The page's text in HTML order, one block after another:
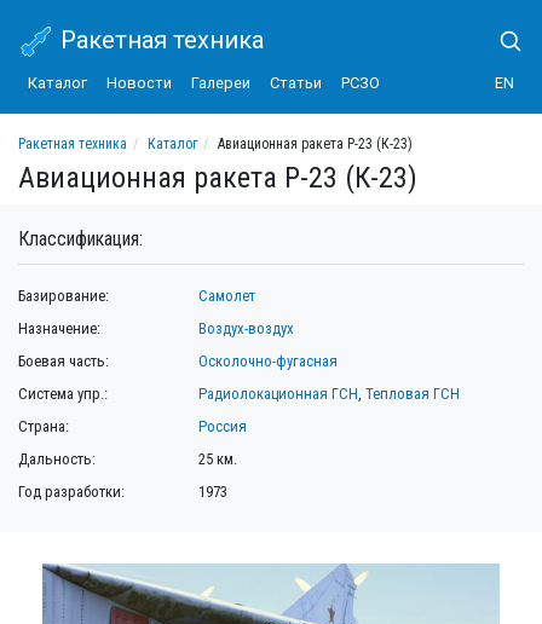
Ракетная техника
Каталог Новости Галереи Статьи РСЗО EN
Ракетная техника Каталог Авиационная ракета Р-23 (К-23)
Авиационная ракета Р-23 (К-23)
Классификация:
Базирование:
Самолет
Назначение:
Воздух-воздух
Боевая часть:
Осколочно-фугасная
Система упр.:
Радиолокационная ГСН,Тепловая ГСН
Страна:
Россия
Дальность:
25 км.
Год разработки:
1973